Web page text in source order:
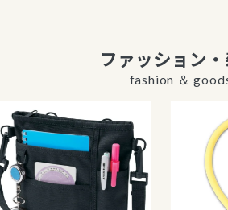
ファッション
fashion ＆